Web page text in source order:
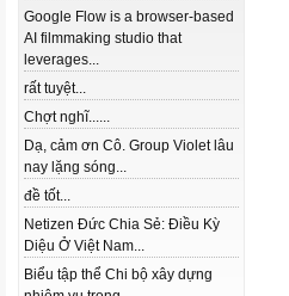
Google Flow is a browser-based
AI filmmaking studio that
leverages...
rất tuyệt...
Chợt nghĩ......
Dạ, cảm ơn Cô. Group Violet lâu
nay lặng sóng...
đề tốt...
Netizen Đức Chia Sẻ: Điều Kỳ
Diệu Ở Việt Nam...
Biểu tập thể Chi bộ xây dựng